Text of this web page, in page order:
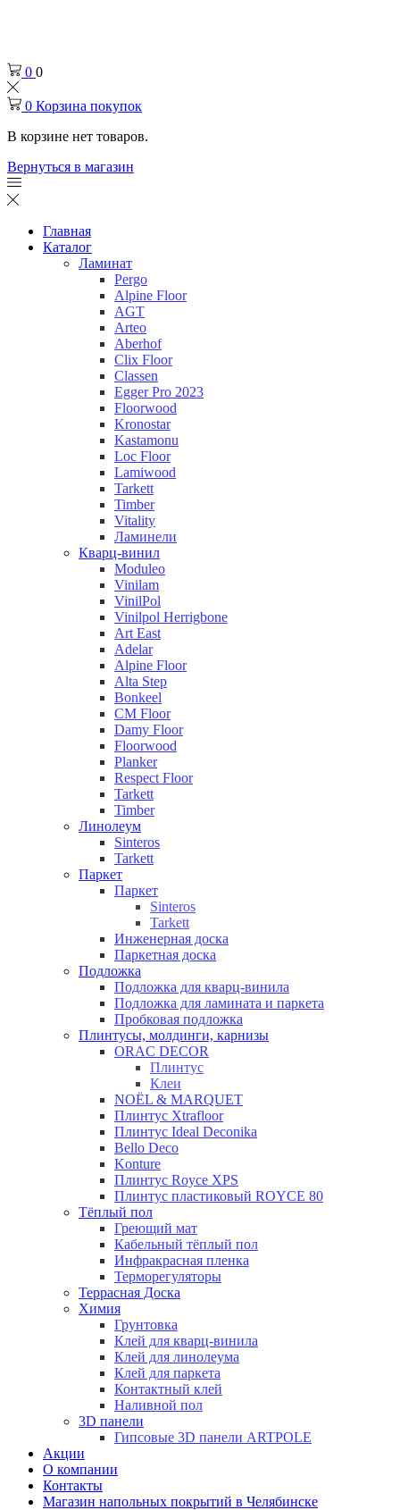
0 0
0 Корзина покупок
В корзине нет товаров.
Вернуться в магазин
Главная
Каталог
Ламинат
Pergo
Alpine Floor
AGT
Arteo
Aberhof
Clix Floor
Classen
Egger Pro 2023
Floorwood
Kronostar
Kastamonu
Loc Floor
Lamiwood
Tarkett
Timber
Vitality
Ламинели
Кварц-винил
Moduleo
Vinilam
VinilPol
Vinilpol Herrigbone
Art East
Adelar
Alpine Floor
Alta Step
Bonkeel
CM Floor
Damy Floor
Floorwood
Planker
Respect Floor
Tarkett
Timber
Линолеум
Sinteros
Tarkett
Паркет
Паркет
Sinteros
Tarkett
Инженерная доска
Паркетная доска
Подложка
Подложка для кварц-винила
Подложка для ламината и паркета
Пробковая подложка
Плинтусы, молдинги, карнизы
ORAC DECOR
Плинтус
Клеи
NOЁL & MARQUET
Плинтус Xtrafloor
Плинтус Ideal Deconika
Bello Deco
Konture
Плинтус Royce XPS
Плинтус пластиковый ROYCE 80
Тёплый пол
Греющий мат
Кабельный тёплый пол
Инфракрасная пленка
Терморегуляторы
Террасная Доска
Химия
Грунтовка
Клей для кварц-винила
Клей для линолеума
Клей для паркета
Контактный клей
Наливной пол
3D панели
Гипсовые 3D панели ARTPOLE
Акции
О компании
Контакты
Магазин напольных покрытий в Челябинске